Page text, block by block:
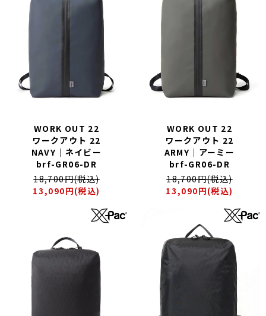
プライバシーポリシー
youtube
WORK OUT 22
ワークアウト 22
NAVY｜ネイビー
brf-GR06-DR
18,700円(税込)
13,090円(税込)
WORK OUT 22
ワークアウト 22
ARMY｜アーミー
brf-GR06-DR
18,700円(税込)
13,090円(税込)